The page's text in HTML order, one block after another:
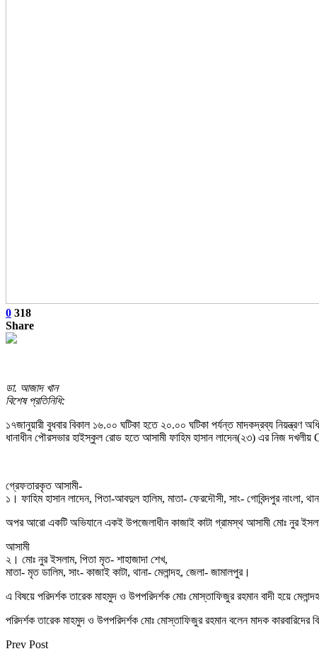
0 318
Share
ডা. আজাদ খান
বিশেষ প্রতিনিধি:
১৭জানুয়ারী বুধবার বিকাল ১৬.০০ ঘটিকা হতে ২০.০০ ঘটিকা পর্যন্ত মাদকদ্রব্য নিয়ন্ত্রণ
ধানাধীন পৌরসভার হাইস্কুল রোড হতে আসামী ফাহিম হাসান লাদেন(২৩) এর নিজ দখলীয়
গ্রেফতারকৃত আসামী-
১। ফাহিম হাসান লাদেন, পিতা-আবদুল হালিম, মাতা- ফেরদৌসী, সাং- গোবিন্দপুর নাংলা,
অপর আরো একটি অভিযানে একই উপজেলাধীন কাজাই কাটা গ্রামস্থ আসামী মোঃ নুর
আসামী
২। মোঃ নুর ইসলাম, পিতা মৃত- শাহাজাদা শেখ,
মাতা- মৃত ডালিম, সাং- কাজাই কাটা, থানা- মেলান্দহ, জেলা- জামালপুর।
এ বিষয়ে পরিদর্শক তারেক মাহমুদ ও উপপরিদর্শক মোঃ মোস্তাফিজুর রহমান বাদী হয়ে
পরিদর্শক তারেক মাহমুদ ও উপপরিদর্শক মোঃ মোস্তাফিজুর রহমান বলেন মাদক
Prev Post